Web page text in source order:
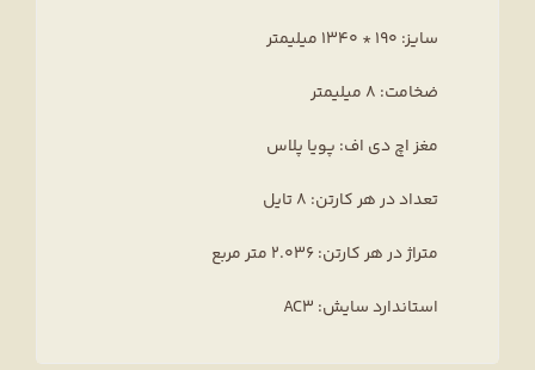
سایز: 190 * 1340 میلیمتر
ضخامت: 8 میلیمتر
مغز اچ دی اف: پویا پلاس
تعداد در هر کارتن: 8 تایل
متراژ در هر کارتن: 2.036 متر مربع
استاندارد سایش: AC3